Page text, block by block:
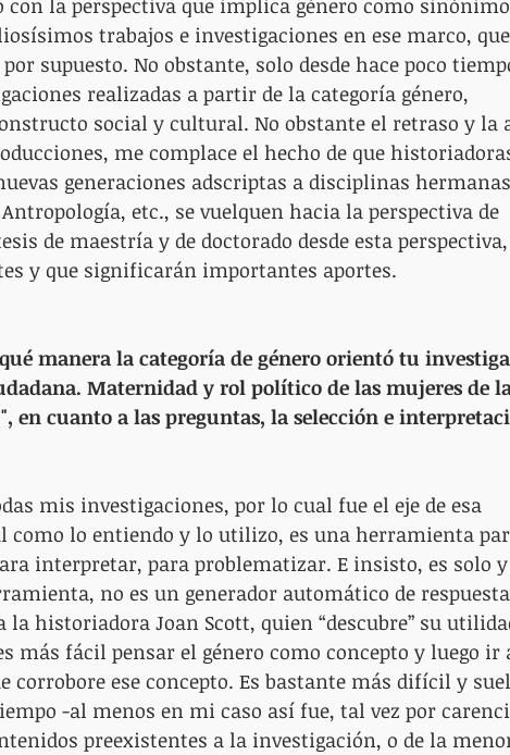
la perspectiva que implica género como
trabajos e investigaciones en ese marco, que
supuesto. No obstante, solo desde hace poco
realizadas a partir de la categoría género,
social y cultural. No obstante el retraso y la
me complace el hecho de que
generaciones adscriptas a disciplinas hermanas
etc., se vuelquen hacia la perspectiva de
de maestría y de doctorado desde esta perspectiva,
y que significarán importantes aportes.
manera la categoría de género orientó tu
Maternidad y rol político de las mujeres de
en cuanto a las preguntas, la selección e
mis investigaciones, por lo cual fue el eje de esa
como lo entiendo y lo utilizo, es una herramienta
interpretar, para problematizar. E insisto, es solo
no es un generador automático de
la historiadora Joan Scott, quien “descubre” su
más fácil pensar el género como concepto y luego ir
corrobore ese concepto. Es bastante más difícil y
-al menos en mi caso así fue, tal vez por
preexistentes a la investigación, o de la